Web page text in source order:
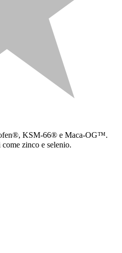
KSM-66® e Maca-OG™.
zinco e selenio.